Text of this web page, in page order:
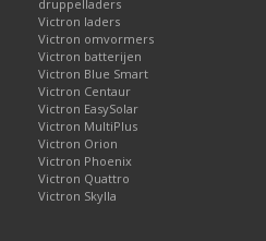
druppelladers
Victron laders
Victron omvormers
Victron batterijen
Victron Blue Smart
Victron Centaur
Victron EasySolar
Victron MultiPlus
Victron Orion
Victron Phoenix
Victron Quattro
Victron Skylla